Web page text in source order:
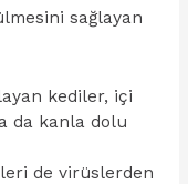
sağlayan
kediler, içi
da kanla dolu
de virüslerden